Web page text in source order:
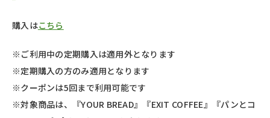
購入はこちら
※ご利用中の定期購入は適用外となります
※定期購入の方のみ適用となります
※クーポンは5回まで利用可能です
※対象商品は、『YOUR BREAD』『EXIT COFFEE』『パンとコ